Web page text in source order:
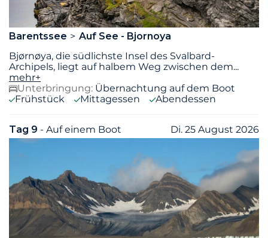
Barentssee
Auf See - Bjornoya
Bjørnøya, die südlichste Insel des Svalbard-
Archipels, liegt auf halbem Weg zwischen dem...
mehr+
Unterbringung: Übernachtung auf dem Boot
Frühstück
Mittagessen Abendessen
Tag 9 - Auf einem Boot Di. 25 August 2026